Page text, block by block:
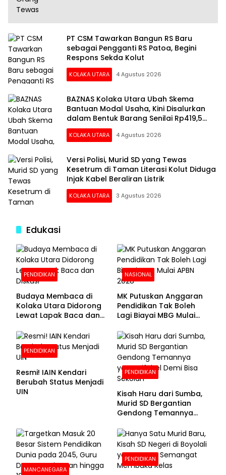
PT CSM Tawarkan Bangun RS Baru
sebagai Pengganti RS Patoa, Begini
Respons Sekda Kolut
KOLAKA UTARA 4 Agustus 2026
BAZNAS Kolaka Utara Ubah Skema
Bantuan Modal Usaha, Kini Disalurkan
dalam Bentuk Barang Senilai Rp419,5
Juta
KOLAKA UTARA 4 Agustus 2026
Versi Polisi, Murid SD yang Tewas
Kesetrum di Taman Literasi Kolut Diduga
Injak Kabel Beraliran Listrik
KOLAKA UTARA 3 Agustus 2026
Edukasi
PENDIDIKAN
Budaya Membaca di
Kolaka Utara Didorong
Lewat Lapak Baca dan
NASIONAL
MK Putuskan Anggaran
Pendidikan Tak Boleh
Lagi Biayai MBG Mulai
PENDIDIKAN
Resmi! IAIN Kendari
Berubah Status Menjadi
UIN
PENDIDIKAN
Kisah Haru dari Sumba,
Murid SD Bergantian
Gendong Temannya
Sekolah
MANCANEGARA
PENDIDIKAN